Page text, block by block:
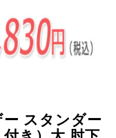
スタンダー